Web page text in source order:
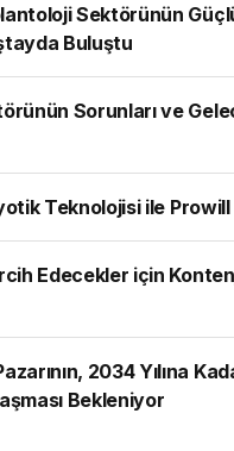
Sektörünün
Buluştu
Sorunları ve
Teknolojisi ile Prowill
için Kontenjanlar Belli
2034 Yılına
Bekleniyor